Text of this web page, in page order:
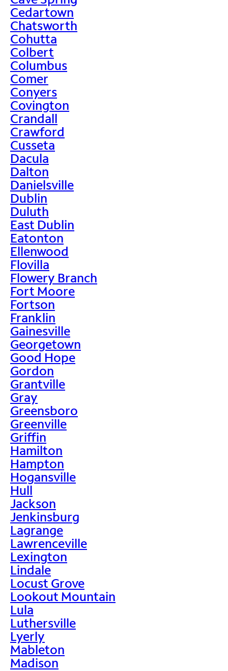
Cedartown
Chatsworth
Cohutta
Colbert
Columbus
Comer
Conyers
Covington
Crandall
Crawford
Cusseta
Dacula
Dalton
Danielsville
Dublin
Duluth
East Dublin
Eatonton
Ellenwood
Flovilla
Flowery Branch
Fort Moore
Fortson
Franklin
Gainesville
Georgetown
Good Hope
Gordon
Grantville
Gray
Greensboro
Greenville
Griffin
Hamilton
Hampton
Hogansville
Hull
Jackson
Jenkinsburg
Lagrange
Lawrenceville
Lexington
Lindale
Locust Grove
Lookout Mountain
Lula
Luthersville
Lyerly
Mableton
Madison